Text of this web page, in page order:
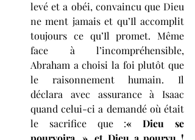
levé et a obéi, convaincu que Dieu
ne ment jamais et qu’Il accomplit
toujours ce qu’Il promet. Même
face à l’incompréhensible,
Abraham a choisi la foi plutôt que
le raisonnement humain. Il
déclara avec assurance à Isaac
quand celui-ci a demandé où était
le sacrifice que :« Dieu se